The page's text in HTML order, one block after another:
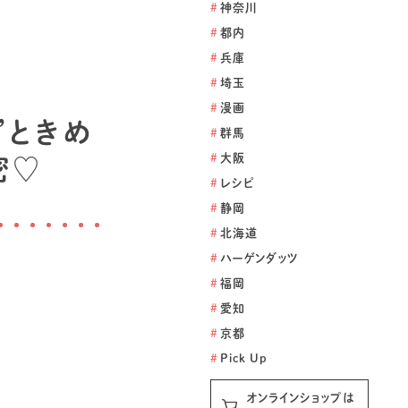
# 神奈川
# 都内
# 兵庫
# 埼玉
# 漫画
# 群馬
# 大阪
# レシピ
# 静岡
# 北海道
# ハーゲンダッツ
# 福岡
# 愛知
# 京都
# Pick Up
オンラインショップは
きめ
♡